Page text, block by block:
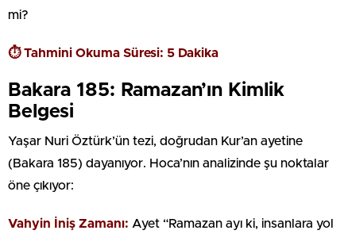
mi?
⏱️ Tahmini Okuma Süresi: 5 Dakika
Bakara 185: Ramazan’ın Kimlik
Belgesi
Yaşar Nuri Öztürk’ün tezi, doğrudan Kur’an ayetine
(Bakara 185) dayanıyor. Hoca’nın analizinde şu noktalar
öne çıkıyor:
Vahyin İniş Zamanı: Ayet “Ramazan ayı ki, insanlara yol